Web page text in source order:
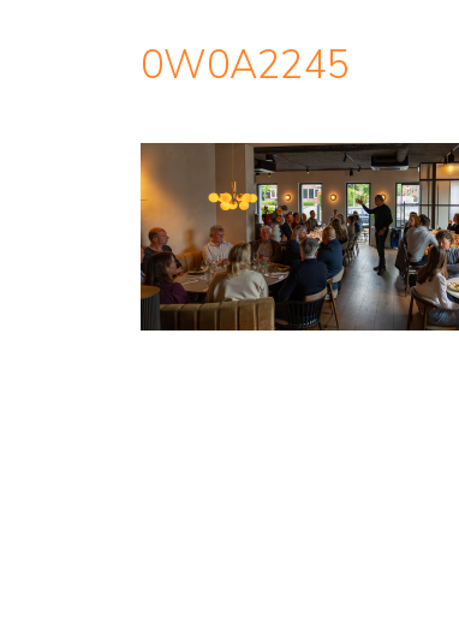
0W0A2245